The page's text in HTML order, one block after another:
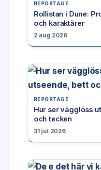
REPORTAGE
Rollistan i Dune:
och karaktärer
2 aug 2026
REPORTAGE
Hur ser vägglöss
och tecken
31 jul 2026